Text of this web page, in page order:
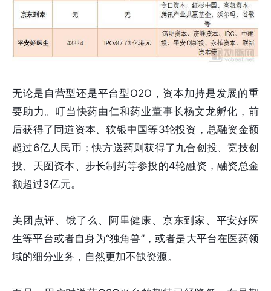
无论是自营型还是平台型O2O，资本加持是发展的重
要助力。叮当快药由仁和药业董事长杨文龙孵化，前
后获得了同道资本、软银中国等3轮投资，总融资金额
超过6亿人民币；快方送药则获得了九合创投、竞技创
投、天图资本、步长制药等参投的4轮融资，融资总金
额超过3亿元。
美团点评、饿了么、阿里健康、京东到家、平安好医
生等平台或者自身为“独角兽”，或者是大平台在医药领
域的细分业务，自然更加不缺资源。